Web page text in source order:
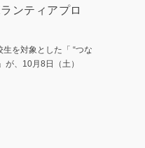
ンティアプロ
を対象とした「 “つな
が、10月8日（土）